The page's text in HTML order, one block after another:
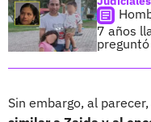
7 años
preguntó
Sin embargo, al parecer,